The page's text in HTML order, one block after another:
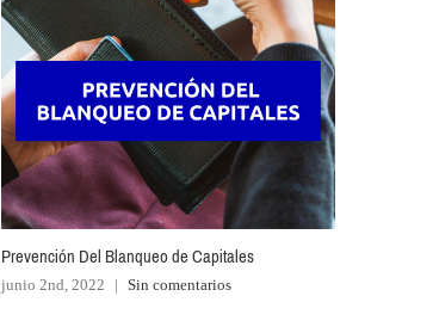
Prevención Del Blanqueo de Capitales
junio 2nd, 2022 | Sin comentarios